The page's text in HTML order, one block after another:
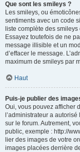
Que sont les smileys ?
Les smileys, ou
sentiments avec un code
liste complète des
Essayez toutefois de ne
message illisible et un
d’effacer le message.
maximum de smileys par
Haut
Puis-je publier des
Oui, vous pouvez afficher
l’administrateur a
sur le forum. Autrement,
public, exemple : http://
lier des images de votre
images placées derrière